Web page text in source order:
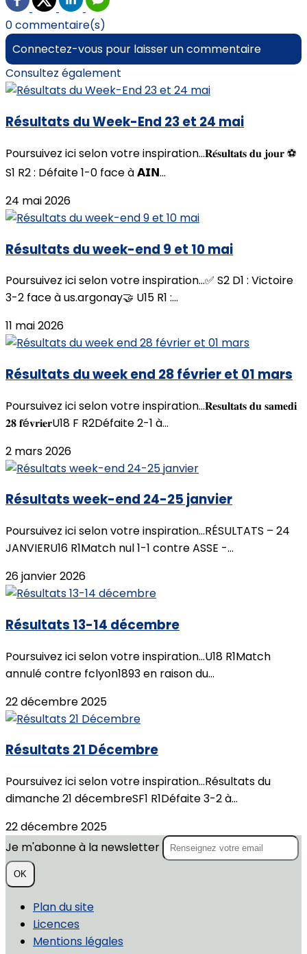
0 commentaire(s)
Connectez-vous pour laisser un commentaire
Consultez également
Résultats du Week-End 23 et 24 mai
Poursuivez ici selon votre inspiration...𝐑𝐞́𝐬𝐮𝐥𝐭𝐚𝐭𝐬 𝐝𝐮 𝐣𝐨𝐮𝐫 ⚽
S1 R2 : Défaite 1-0 face à 𝗔𝗜𝗡...
24 mai 2026
Résultats du week-end 9 et 10 mai
Poursuivez ici selon votre inspiration...✅ S2 D1 : Victoire
3-2 face à us.argonay🤝 U15 R1 :...
11 mai 2026
Résultats du week end 28 février et 01 mars
Poursuivez ici selon votre inspiration...𝐑𝐞𝐬𝐮𝐥𝐭𝐚𝐭𝐬 𝐝𝐮 𝐬𝐚𝐦𝐞𝐝𝐢
𝟐𝟖 𝐟é𝐯𝐫𝐢𝐞𝐫U18 F R2Défaite 2-1 à...
2 mars 2026
Résultats week-end 24-25 janvier
Poursuivez ici selon votre inspiration...RÉSULTATS – 24
JANVIERU16 R1Match nul 1-1 contre ASSE -...
26 janvier 2026
Résultats 13-14 décembre
Poursuivez ici selon votre inspiration...U18 R1Match
annulé contre fclyon1893 en raison du...
22 décembre 2025
Résultats 21 Décembre
Poursuivez ici selon votre inspiration...Résultats du
dimanche 21 décembreSF1 R1Défaite 3-2 à...
22 décembre 2025
Je m'abonne à la newsletter
OK
Plan du site
Licences
Mentions légales